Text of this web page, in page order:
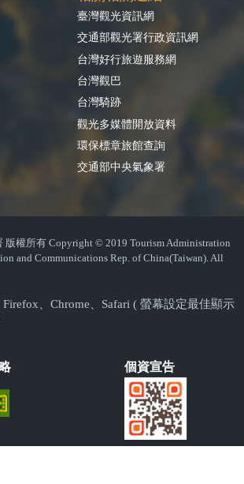
臺灣觀光資訊網
交通部觀光署行政資訊網
台灣好行旅遊服務網
台灣觀巴
台灣騎跡
觀光多媒體開放資料
環保標章旅館查詢
交通部中央氣象署
版權所有 Copyright © 2019 Tourism Administration
and Communications Rep. of China(Taiwan). All
、Chrome、Safari ( 螢幕設定最佳顯示
個資宣告